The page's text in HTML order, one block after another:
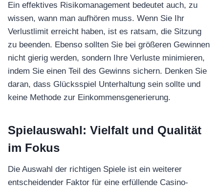
Ein effektives Risikomanagement bedeutet auch, zu
wissen, wann man aufhören muss. Wenn Sie Ihr
Verlustlimit erreicht haben, ist es ratsam, die Sitzung
zu beenden. Ebenso sollten Sie bei größeren Gewinnen
nicht gierig werden, sondern Ihre Verluste minimieren,
indem Sie einen Teil des Gewinns sichern. Denken Sie
daran, dass Glücksspiel Unterhaltung sein sollte und
keine Methode zur Einkommensgenerierung.
Spielauswahl: Vielfalt und Qualität
im Fokus
Die Auswahl der richtigen Spiele ist ein weiterer
entscheidender Faktor für eine erfüllende Casino-